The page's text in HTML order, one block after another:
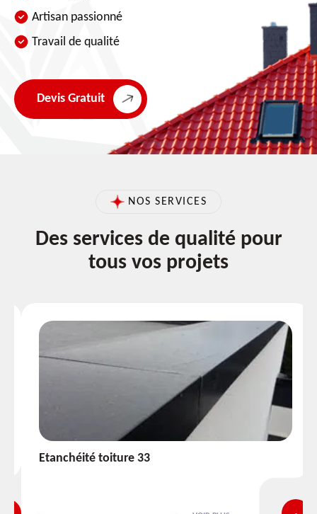
Artisan passionné
Travail de qualité
Devis Gratuit
NOS SERVICES
Des services de qualité pour
tous vos projets
Etanchéité toiture 33